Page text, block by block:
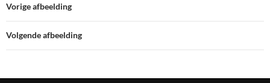
Vorige afbeelding
Volgende afbeelding